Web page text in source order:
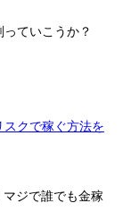
ていこうか？
クで稼ぐ方法を
ジで誰でも金稼